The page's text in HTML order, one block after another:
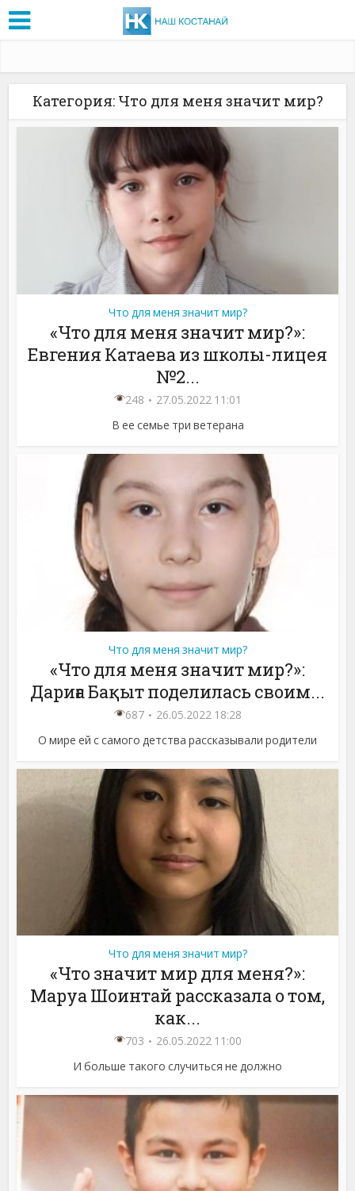
Категория: Что для меня значит мир?
Что для меня значит мир?
«Что для меня значит мир?»:
Евгения Катаева из школы-лицея
№2...
248
27.05.2022 11:01
В ее семье три ветерана
Что для меня значит мир?
«Что для меня значит мир?»:
Дариға Бақыт поделилась своим...
687
26.05.2022 18:28
О мире ей с самого детства рассказывали родители
Что для меня значит мир?
«Что значит мир для меня?»:
Маруа Шоинтай рассказала о том,
как...
703
26.05.2022 11:00
И больше такого случиться не должно